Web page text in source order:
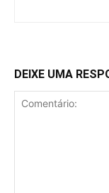
DEIXE UMA